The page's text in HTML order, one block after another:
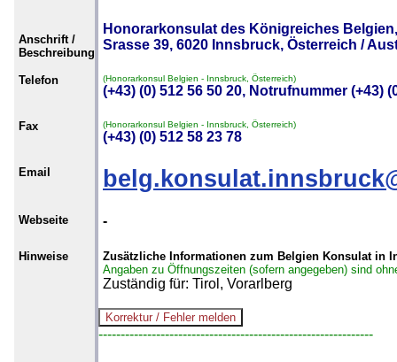
Anschrift /
Beschreibung
Honorarkonsulat des Königreiches
Srasse 39, 6020 Innsbruck, Österreich /
Telefon (Honorarkonsul Belgien - Innsbruck, Österreich)
(+43) (0) 512 56 50 20, Notrufnummer (+43)
Fax (Honorarkonsul Belgien - Innsbruck, Österreich)
(+43) (0) 512 58 23 78
Email
Webseite -
Hinweise
Zusätzliche Informationen zum Belgien Konsulat in
Angaben zu Öffnungszeiten (sofern angegeben) sind
Zuständig für: Tirol, Vorarlberg
--------------------------------------------------------------